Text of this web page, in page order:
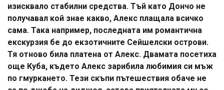
изисквало стабилни средства. Тъй като Дончо не
получавал кой знае какво, Алекс плащала всичко
сама. Така например, последната им романтична
екскурзия бе до екзотичните Сейшелски острови.
Тя отново била платена от Алекс. Двамата посетиха
още Куба, където Алекс зарибила любимия си мъж
по гмуркането. Тези скъпи пътешествия обаче не